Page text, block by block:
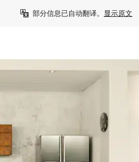
部分信息已自动翻译。 显示原文